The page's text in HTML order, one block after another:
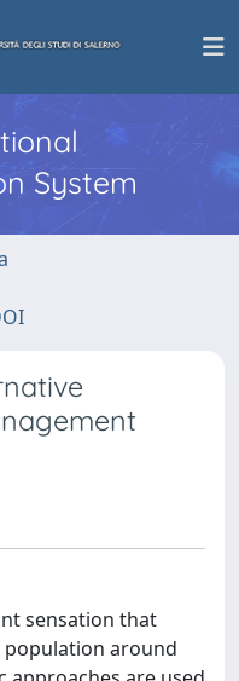
System
sensation that
population around